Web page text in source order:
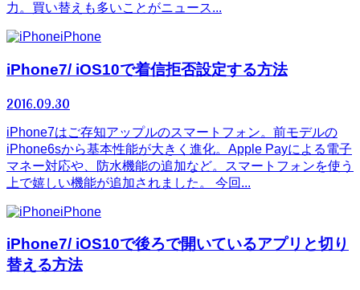
力。買い替えも多いことがニュース...
iPhone
iPhone7/ iOS10で着信拒否設定する方法
2016.09.30
iPhone7はご存知アップルのスマートフォン。前モデルの
iPhone6sから基本性能が大きく進化。Apple Payによる電子
マネー対応や、防水機能の追加など。スマートフォンを使う
上で嬉しい機能が追加されました。 今回...
iPhone
iPhone7/ iOS10で後ろで開いているアプリと切り
替える方法